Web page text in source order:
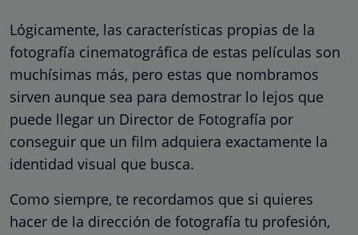
Lógicamente, las características propias de la
fotografía cinematográfica de estas películas son
muchísimas más, pero estas que nombramos
sirven aunque sea para demostrar lo lejos que
puede llegar un Director de Fotografía por
conseguir que un film adquiera exactamente la
identidad visual que busca.
Como siempre, te recordamos que si quieres
hacer de la dirección de fotografía tu profesión,